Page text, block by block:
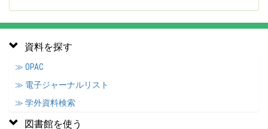
資料を探す
≫ OPAC
≫ 電子ジャーナルリスト
≫ 学外資料検索
図書館を使う